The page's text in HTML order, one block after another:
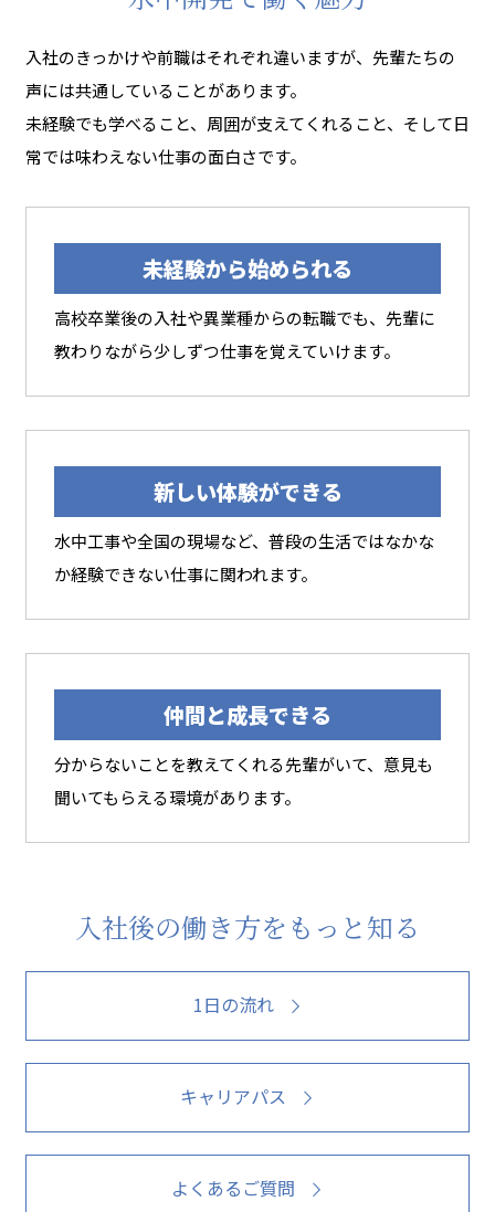
入社のきっかけや前職はそれぞれ違いますが、先輩たちの
声には共通していることがあります。
未経験でも学べること、周囲が支えてくれること、そして日
常では味わえない仕事の面白さです。
未経験から始められる
高校卒業後の入社や異業種からの転職でも、先輩に
教わりながら少しずつ仕事を覚えていけます。
新しい体験ができる
水中工事や全国の現場など、普段の生活ではなかな
か経験できない仕事に関われます。
仲間と成長できる
分からないことを教えてくれる先輩がいて、意見も
聞いてもらえる環境があります。
入社後の働き方をもっと知る
1日の流れ
キャリアパス
よくあるご質問